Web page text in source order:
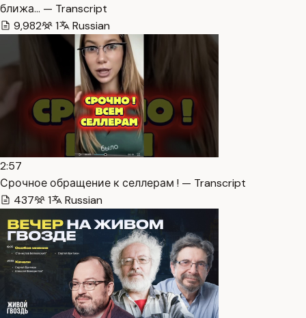
ближа… — Transcript
9,982
1 Russian
2:57
Срочное обращение к селлерам ! — Transcript
437
1 Russian